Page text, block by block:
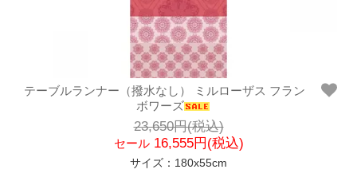
テーブルランナー（撥水なし） ミルローザス フラン
ボワーズ
23,650円(税込)
セール16,555円(税込)
サイズ：180x55cm